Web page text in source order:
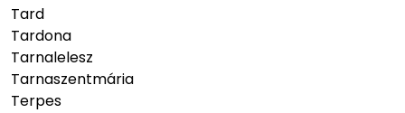
Tard
Tardona
Tarnalelesz
Tarnaszentmária
Terpes